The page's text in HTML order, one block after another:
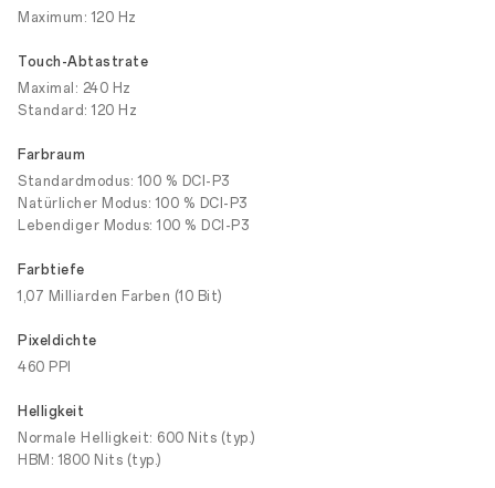
Maximum: 120 Hz
Touch-Abtastrate
Maximal: 240 Hz
Standard: 120 Hz
Farbraum
Standardmodus: 100 % DCI-P3
Natürlicher Modus: 100 % DCI-P3
Lebendiger Modus: 100 % DCI-P3
Farbtiefe
1,07 Milliarden Farben (10 Bit)
Pixeldichte
460 PPI
Helligkeit
Normale Helligkeit: 600 Nits (typ.)
HBM: 1800 Nits (typ.)